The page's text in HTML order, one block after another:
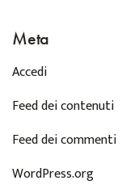
Meta
Accedi
Feed dei contenuti
Feed dei commenti
WordPress.org